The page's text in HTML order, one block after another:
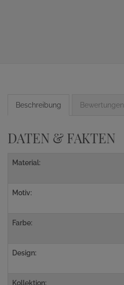
Beschreibung Bewertungen
DATEN & FAKTEN
Material:
Motiv:
Farbe:
Design:
Kollektion: